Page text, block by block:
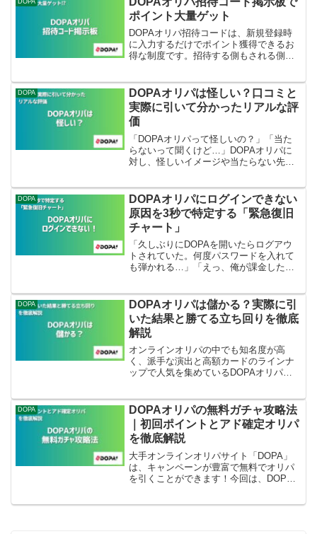
いほど分...
DOPA
ポイント大量ゲット
DOPAオリパ招待コードは、新規登録時
に入力するだけでポイント獲得できるお
得な制度です。招待する側もされる側も
では、招待コードの入手方法・使い方・
初回特典の取り方・友達...
DOPA
DOPAオリパは怪しい？口コミと
実際に引いて分かったリアルな評
価
「DOPAオリパって怪しいの？」「当た
らないって聞くけど…」DOPAオリパに
対し、怪しいイメージや当たらない先入
しいと言われる理由に加えて、口コミと
実際に引いてみた結果...
DOPA
DOPAオリパにログインできない
原因を3秒で特定する「緊急復旧
チャート」
「久しぶりにDOPAを開いたらログアウ
トされていた。何度パスワードを入れて
も弾かれる…」「えっ、俺が課金した
ら、血の気が引くような思いをしていま
せんか？ その焦り...
DOPA
DOPAオリパは儲かる？実際に引
いた結果と勝てる立ち回りを徹底
解説
オンラインオリパの中でも知名度が高
く、派手な演出と高額カードのラインナ
ップで人気を集めているDOPAオリパ。
ている人も多いはず。この記事では、
DOPAオリパが儲かると言...
DOPA
DOPAオリパの無料ガチャ攻略法
｜初回ポイントとアド確定オリパ
を徹底解説
大手オンラインオリパサイト「DOPA」
は、キャンペーンが豊富で無料でオリパ
を引くことができます！今回は、DOPA